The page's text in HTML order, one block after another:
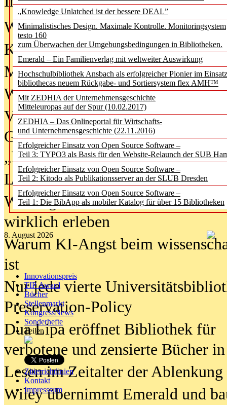
„Knowledge Unlatched ist der bessere DEAL”
Minimalistisches Design. Maximale Kontrolle. Monitoringsystem
testo 160
zum Überwachen der Umgebungsbedingungen in Bibliotheken.
Emerald – Ein Familienverlag mit weltweiter Auswirkung
Hochschulbibliothek Ansbach als erfolgreicher Pionier im
bibliothecas neuem Rückgabe- und Sortiersystem flex AMH™
Mit ZEDHIA der Unternehmensgeschichte
Mitteleuropas auf der Spur (10.02.2017)
ZEDHIA – Das Onlineportal für Wirtschafts-
und Unternehmensgeschichte (22.11.2016)
Erfolgreicher Einsatz von Open Source Software –
Teil 3: TYPO3 als Basis für den Website-Relaunch der SUB
Erfolgreicher Einsatz von Open Source Software –
Teil 2: Kitodo als Publikationsserver an der SLUB Dresden
Erfolgreicher Einsatz von Open Source Software –
Teil 1: Die BibApp als mobiler Katalog für über 15 Bibliotheken
8. August 2026
Innovationspreis
TIP Award
Bücher
Stellenmarkt
KongressNews
Sonderhefte
Teilen
Zitierrichtlinien
Kontakt
Impresssum
Was Hochschul­bibliotheken von
Kinder in der digitalen Welt
Metadaten als Infrastruktur
Wenn Bots katalogisieren
Von Abschlusskleidern bis
Geisterjagd-Ausrüstung in der
„Library of Things“ unterwegs
Lesen als Infrastrukturaufgabe
Wie Jugendliche Social Media
wirklich erleben
Warum KI-Angst beim
ist
Nur jede vierte
Preservation-Policy
Dua Lipa eröffnet Bibliothek für
verbotene und zensierte Bücher
Lesen im Zeitalter der Ablenkung
Wiley übernimmt Emerald und